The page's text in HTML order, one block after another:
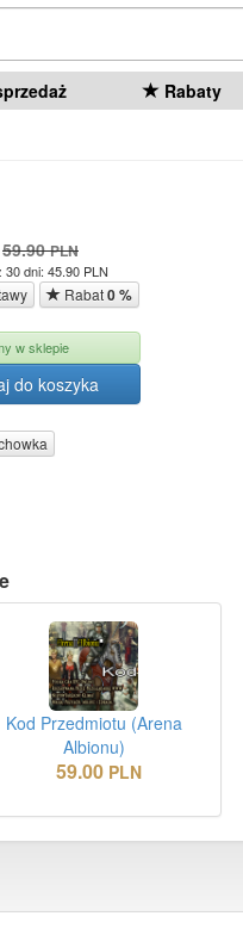
Rabaty
59.90 PLN
dni: 45.90 PLN
Rabat0 %
w sklepie
do koszyka
Kod Przedmiotu (Arena
Albionu)
59.00 PLN